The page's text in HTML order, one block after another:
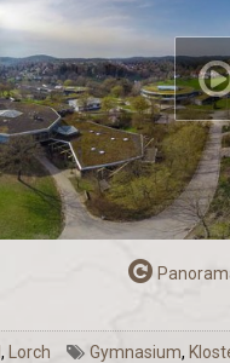
, Lorch Gymnasium,